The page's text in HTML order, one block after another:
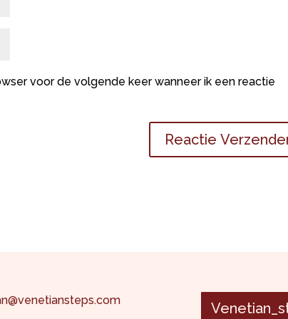
voor de volgende keer wanneer ik een reactie